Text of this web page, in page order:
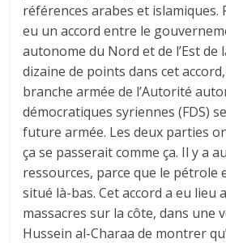
références arabes et islamiques.
eu un accord entre le
autonome du Nord et de l’Est de
dizaine de points dans cet
branche armée de l’Autorité
démocratiques syriennes (FDS)
future armée. Les deux parties
ça se passerait comme ça. Il y a
ressources, parce que le pétrole
situé là-bas. Cet accord a eu lieu
massacres sur la côte, dans une
Hussein al-Charaa de montrer